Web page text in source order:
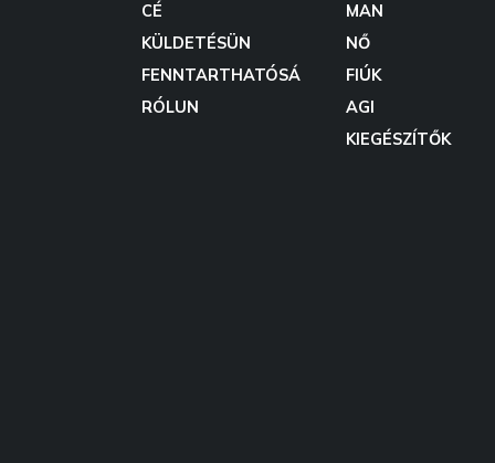
CÉ
KÜLDETÉSÜN
FENNTARTHATÓSÁ
RÓLUN
MAN
NŐ
FIÚK
AGI
KIEGÉSZÍTŐK